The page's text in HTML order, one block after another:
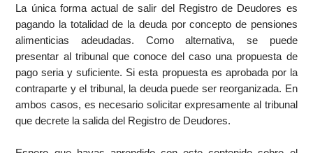
La única forma actual de salir del Registro de Deudores es
pagando la totalidad de la deuda por concepto de pensiones
alimenticias adeudadas. Como alternativa, se puede
presentar al tribunal que conoce del caso una propuesta de
pago seria y suficiente. Si esta propuesta es aprobada por la
contraparte y el tribunal, la deuda puede ser reorganizada. En
ambos casos, es necesario solicitar expresamente al tribunal
que decrete la salida del Registro de Deudores.